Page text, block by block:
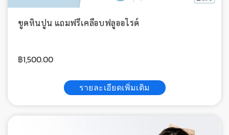
ขูดหินปูน แถมฟรีเคลือบฟลูออไรด์
฿1,500.00
รายละเอียดเพิ่มเติม